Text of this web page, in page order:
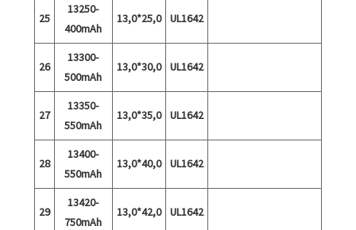
25
13250-
400mAh
13,0*25,0 UL1642
26
13300-
500mAh
13,0*30,0 UL1642
27
13350-
550mAh
13,0*35,0 UL1642
28
13400-
550mAh
13,0*40,0 UL1642
29
13420-
750mAh
13,0*42,0 UL1642